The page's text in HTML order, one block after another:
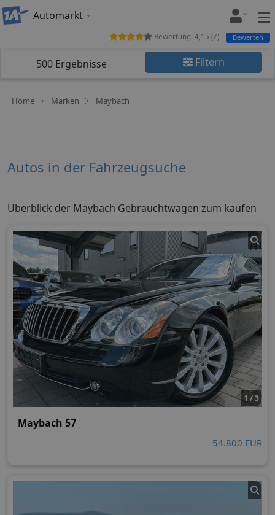
Automarkt
500 Ergebnisse Filtern
Home Marken Maybach
Bewertung: 4,15 (7) Bewerten
Autos in der Fahrzeugsuche
Überblick der Maybach Gebrauchtwagen zum kaufen
1 / 3
Maybach 57
54.800 EUR